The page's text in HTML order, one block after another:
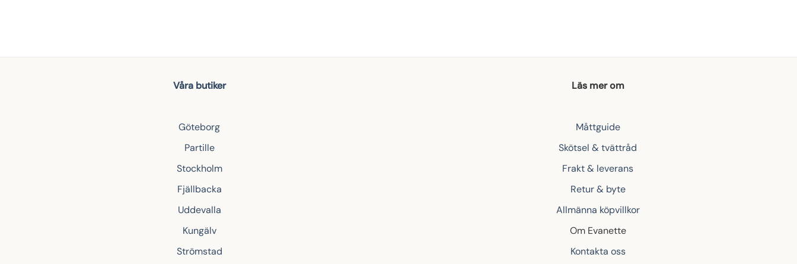
Våra butiker
Göteborg
Partille
Stockholm
Fjällbacka
Uddevalla
Kungälv
Strömstad
Läs mer om
Måttguide
Skötsel & tvättråd
Frakt & leverans
Retur & byte
Allmänna köpvillkor
Om Evanette
Kontakta oss